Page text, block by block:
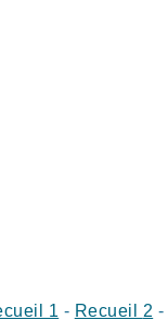
1 - Recueil 2 -